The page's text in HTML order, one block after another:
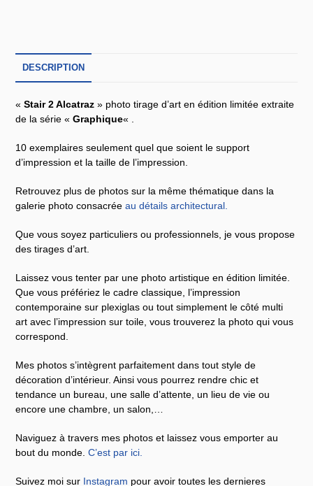
DESCRIPTION
«Stair 2 Alcatraz » photo tirage d’art en édition limitée extraite
de la série «Graphique« .
10 exemplaires seulement quel que soient le support
d’impression et la taille de l’impression.
Retrouvez plus de photos sur la même thématique dans la
galerie photo consacréeau détails architectural.
Que vous soyez particuliers ou professionnels, je vous propose
des tirages d’art.
Laissez vous tenter par une photo artistique en édition limitée.
Que vous préfériez le cadre classique, l’impression
contemporaine sur plexiglas ou tout simplement le côté multi
art avec l’impression sur toile, vous trouverez la photo qui vous
correspond.
Mes photos s’intègrent parfaitement dans tout style de
décoration d’intérieur. Ainsi vous pourrez rendre chic et
tendance un bureau, une salle d’attente, un lieu de vie ou
encore une chambre, un salon,…
Naviguez à travers mes photos et laissez vous emporter au
bout du monde.C’est par ici.
Suivez moi sur Instagram pour avoir toutes les dernieres